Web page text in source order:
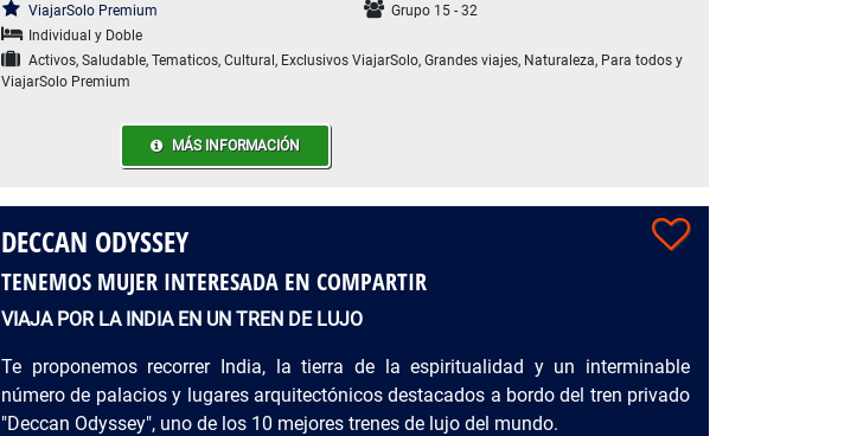
ViajarSolo Premium
Grupo 15 - 32
Individual y Doble
Activos, Saludable, Tematicos, Cultural, Exclusivos ViajarSolo, Grandes viajes, Naturaleza, Para todos y
ViajarSolo Premium
MÁS INFORMACIÓN
DECCAN ODYSSEY
TENEMOS MUJER INTERESADA EN COMPARTIR
VIAJA POR LA INDIA EN UN TREN DE LUJO
Te proponemos recorrer India, la tierra de la espiritualidad y un interminable
número de palacios y lugares arquitectónicos destacados a bordo del tren privado
"Deccan Odyssey", uno de los 10 mejores trenes de lujo del mundo.